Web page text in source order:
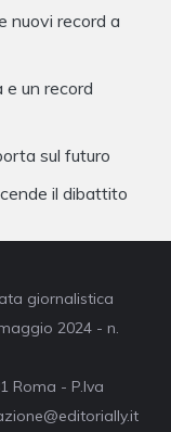
nuovi record a
e un record
sul futuro
il dibattito
giornalistica
2024 - n.
Roma - P.Iva